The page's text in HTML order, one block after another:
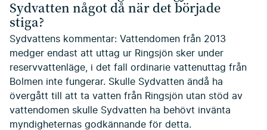
Sydvatten något då när det började
stiga?
Sydvattens kommentar: Vattendomen från 2013
medger endast att uttag ur Ringsjön sker under
reservvattenläge, i det fall ordinarie vattenuttag från
Bolmen inte fungerar. Skulle Sydvatten ändå ha
övergått till att ta vatten från Ringsjön utan stöd av
vattendomen skulle Sydvatten ha behövt invänta
myndigheternas godkännande för detta.